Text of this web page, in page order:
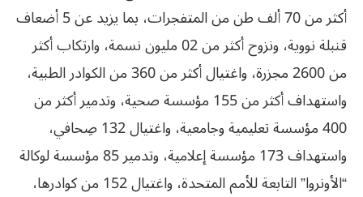
أكثر من 70 ألف طن من المتفجرات، بما يزيد عن 5 أضعاف
قنبلة نووية، ونزوح أكثر من 02 مليون نسمة، وارتكاب أكثر
من 2600 مجزرة، واغتيال أكثر من 360 من الكوادر الطبية،
واستهداف أكثر من 155 مؤسسة صحية، وتدمير أكثر من
400 مؤسسة تعليمية وجامعية، واغتيال 132 صِحافي،
واستهداف 173 مؤسسة إعلامية، وتدمير 85 مؤسسة لوكالة
“الأونروا” التابعة للأمم المتحدة، واغتيال 152 من كوادرها،